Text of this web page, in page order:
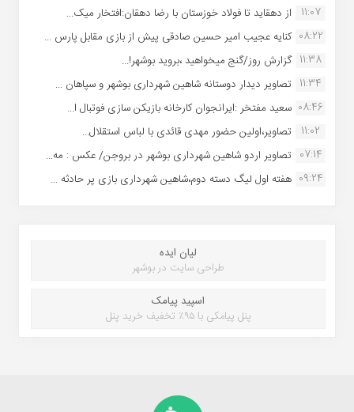
11:07
از دهقاید تا فولاد خوزستان با رضا دهقان:افتخار میک...
08:22 کنایه عجیب امیر حسین صادقی پیش از بازی مقابل پارس ...
11:38 گزارش روز/گنج میخواهید ،بروید بوشهر!...
11:34 تصاویر دیدار دوستانه شاهین شهردارى بوشهر و سپاهان ...
08:46 سعید مفتخر :ایرانجوان کارخانه بازیکن سازی فوتبال ا...
11:02
تصاویر،اولین حضور مهدی قائدی با لباس استقلال...
07:14 تصاویر اردو شاهین شهرداری بوشهر در بروجن/ عکس : مه...
09:24 هفته اول لیگ دسته دوم،شاهین شهرداری بازی پر حادثه ...
لیان ایده
طراحی سایت در بوشهر
اسپید پیامک
پنل پیامکی با ۹۵٪ تخفیف خرید پنل